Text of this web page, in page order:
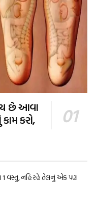
છે આવા
કરો,
1 વસ્તુ, નહિ રહે તેલનું એક પણ